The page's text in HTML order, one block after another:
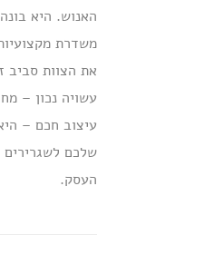
האנוש. היא
משדרת
את הצוות סביב
עשויה נכון –
עיצוב חכם –
שלכם לשגרירים
העסק.